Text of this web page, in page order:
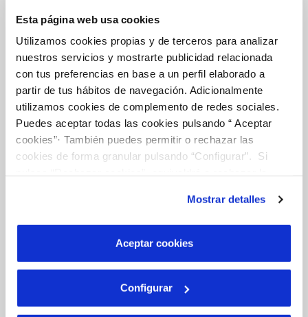
Esta página web usa cookies
Utilizamos cookies propias y de terceros para analizar
nuestros servicios y mostrarte publicidad relacionada
con tus preferencias en base a un perfil elaborado a
partir de tus hábitos de navegación. Adicionalmente
utilizamos cookies de complemento de redes sociales.
Puedes aceptar todas las cookies pulsando “ Aceptar
cookies”· También puedes permitir o rechazar las
cookies de forma granular pulsando “Configurar”. Si
son indispensables para que el sitio web funcione y que
por tanto no se pueden desactivar. Puedes consultar
más información en nuestraPolítica de Cookies
Mostrar detalles
Aceptar cookies
Configurar
MODIFICACIÓN DE DATOS
INCIDENCIAS
TODAS LAS GESTIONES
OTRAS GESTIONES
ATENCIÓN AL CLIENTE